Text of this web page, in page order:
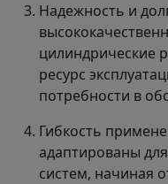
Надежность и
цилиндрические
ресурс
потребности в
Гибкость
адаптированы
систем, начиная